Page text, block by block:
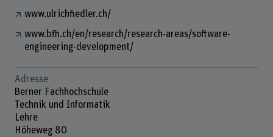
www.ulrichfiedler.ch/
www.bfh.ch/en/research/research-areas/software-
engineering-development/
Adresse
Berner Fachhochschule
Technik und Informatik
Lehre
Höheweg 80